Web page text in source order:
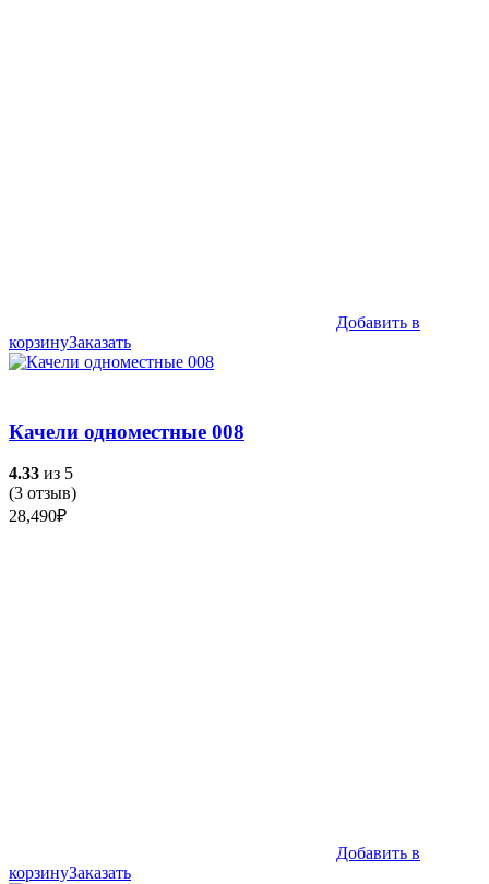
Добавить в
корзинуЗаказать
Качели одноместные 008
4.33 из 5
(3 отзыв)
28,490₽
Добавить в
корзинуЗаказать